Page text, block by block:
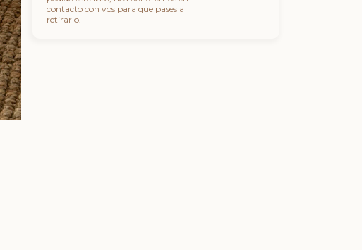
contacto con vos para que pases a
retirarlo.